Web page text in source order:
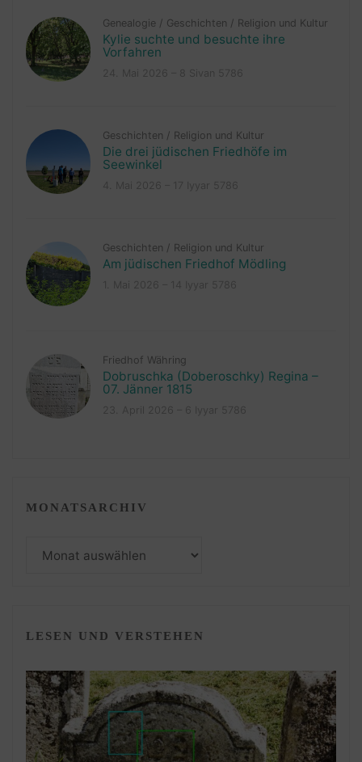
Genealogie / Geschichten / Religion und Kultur
Kylie suchte und besuchte ihre
Vorfahren
Geschichten / Religion und Kultur
Die drei jüdischen Friedhöfe im
Seewinkel
Geschichten / Religion und Kultur
Am jüdischen Friedhof Mödling
Friedhof Währing
Dobruschka (Doberoschky) Regina –
07. Jänner 1815
MONATSARCHIV
LESEN UND VERSTEHEN